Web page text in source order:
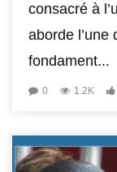
consacré à
aborde l’une
fondament...
0 1.2K